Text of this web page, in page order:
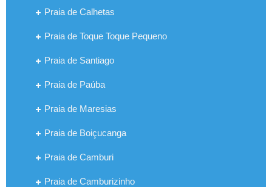
Praia de Calhetas
Praia de Toque Toque Pequeno
Praia de Santiago
Praia de Paúba
Praia de Maresias
Praia de Boiçucanga
Praia de Camburi
Praia de Camburizinho